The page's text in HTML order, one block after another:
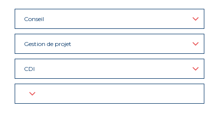
Conseil
Gestion de projet
CDI